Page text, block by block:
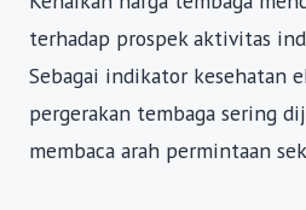
terhadap prospek aktivitas
Sebagai indikator kesehatan
pergerakan tembaga sering
membaca arah permintaan